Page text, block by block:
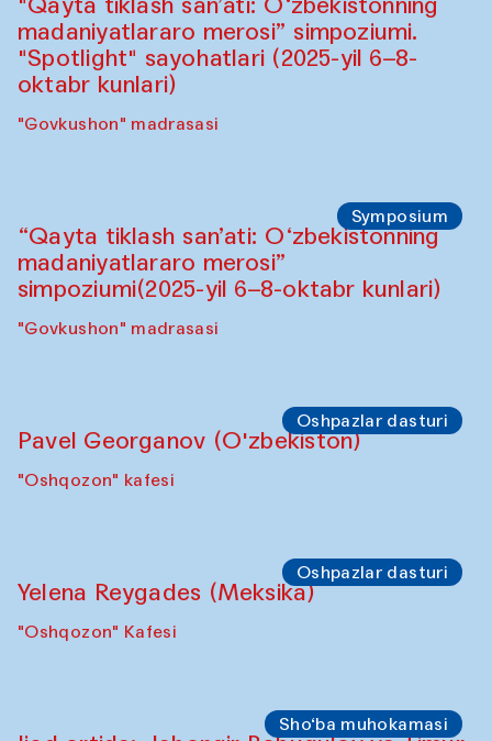
madaniyatlararo merosi” simpoziumi.
"Spotlight" sayohatlari (2025-yil 6–8-
oktabr kunlari)
"Govkushon" madrasasi
Symposium
“Qayta tiklash san’ati: O‘zbekistonning
madaniyatlararo merosi”
simpoziumi(2025-yil 6–8-oktabr kunlari)
"Govkushon" madrasasi
Oshpazlar dasturi
Pavel Georganov (O'zbekiston)
"Oshqozon" kafesi
Oshpazlar dasturi
Yelena Reygades (Meksika)
"Oshqozon" Kafesi
Sho‘ba muhokamasi